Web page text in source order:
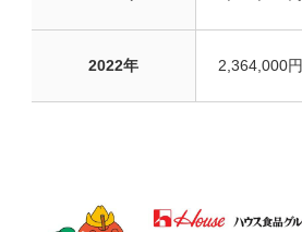
2022年 2,364,000円